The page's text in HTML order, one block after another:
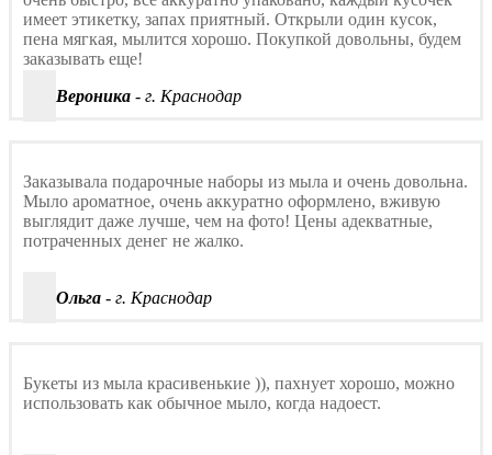
имеет этикетку, запах приятный. Открыли один кусок,
пена мягкая, мылится хорошо. Покупкой довольны, будем
заказывать еще!
Вероника - г. Краснодар
Заказывала подарочные наборы из мыла и очень довольна.
Мыло ароматное, очень аккуратно оформлено, вживую
выглядит даже лучше, чем на фото! Цены адекватные,
потраченных денег не жалко.
Ольга - г. Краснодар
Букеты из мыла красивенькие )), пахнует хорошо, можно
использовать как обычное мыло, когда надоест.